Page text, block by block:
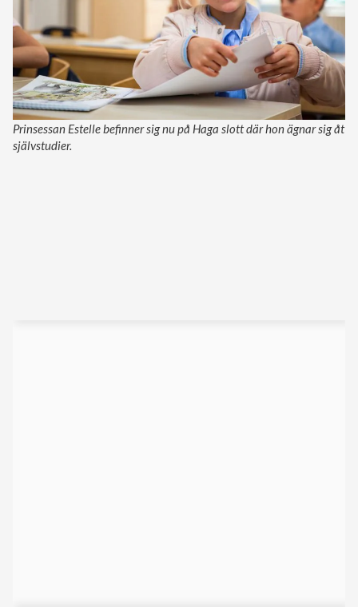
Prinsessan Estelle befinner sig nu på Haga slott där hon ägnar sig åt
självstudier.